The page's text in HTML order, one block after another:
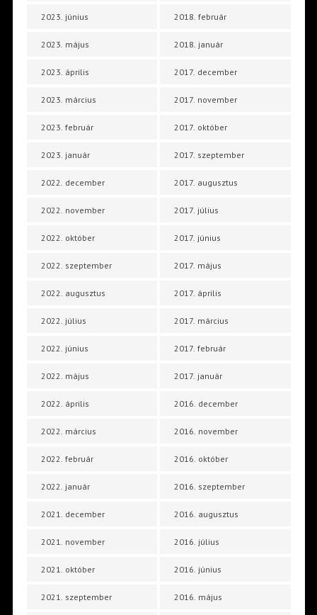
2023. június
2023. május
2023. április
2023. március
2023. február
2023. január
2022. december
2022. november
2022. október
2022. szeptember
2022. augusztus
2022. július
2022. június
2022. május
2022. április
2022. március
2022. február
2022. január
2021. december
2021. november
2021. október
2021. szeptember
2018. február
2018. január
2017. december
2017. november
2017. október
2017. szeptember
2017. augusztus
2017. július
2017. június
2017. május
2017. április
2017. március
2017. február
2017. január
2016. december
2016. november
2016. október
2016. szeptember
2016. augusztus
2016. július
2016. június
2016. május